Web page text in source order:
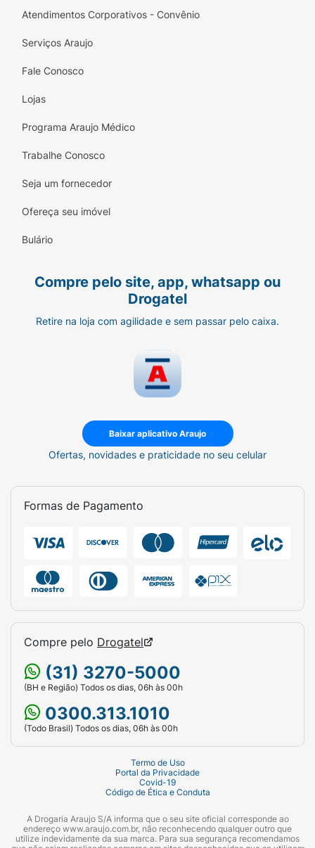
Atendimentos Corporativos - Convênio
Serviços Araujo
Fale Conosco
Lojas
Programa Araujo Médico
Trabalhe Conosco
Seja um fornecedor
Ofereça seu imóvel
Bulário
Compre pelo site, app, whatsapp ou
Drogatel
Retire na loja com agilidade e sem passar pelo caixa.
Baixar aplicativo Araujo
Ofertas, novidades e praticidade no seu celular
Formas de Pagamento
Compre pelo Drogatel
(31) 3270-5000
(BH e Região) Todos os dias, 06h às 00h
0300.313.1010
(Todo Brasil) Todos os dias, 06h às 00h
Termo de Uso
Portal da Privacidade
Covid-19
Código de Ética e Conduta
A Drogaria Araujo S/A informa que o seu site oficial corresponde ao
endereço www.araujo.com.br, não reconhecendo qualquer outro que
utilize indevidamente da sua marca. Para sua segurança recomendamos